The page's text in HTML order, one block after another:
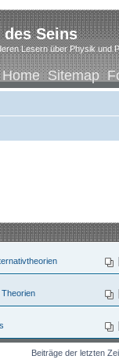
Seins
Lesern über Physik und
Home Sitemap
Beiträge der letzten